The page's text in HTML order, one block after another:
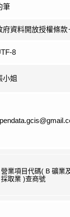
筆
府資料開放授權條款
8
小姐
營業項目代碼( B 礦業
採取業 )查商號